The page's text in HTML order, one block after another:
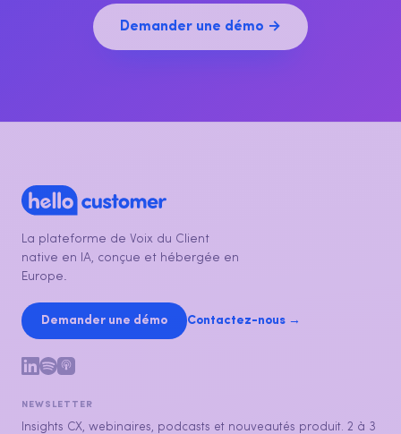
Demander une démo →
La plateforme de Voix du Client
native en IA, conçue et hébergée en
Europe.
Demander une démo Contactez-nous →
NEWSLETTER
Insights CX, webinaires, podcasts et nouveautés produit. 2 à 3